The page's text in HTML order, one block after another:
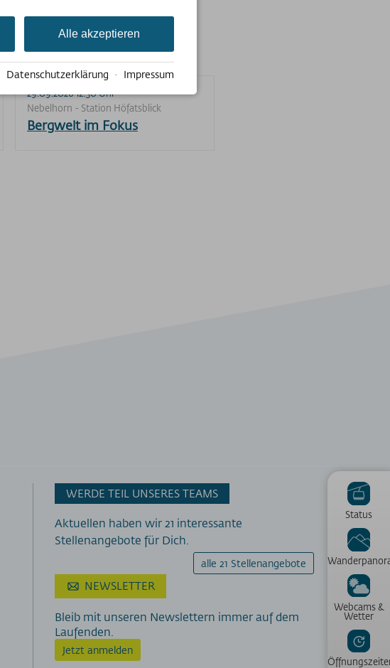
29.09.2026 12:30 Uhr
Nebelhorn - Station Höfatsblick
Bergwelt im Fokus
Status
Webcams &
Wetter
WERDE TEIL UNSERES TEAMS
Aktuellen haben wir 21 interessante
Stellenangebote für Dich.
alle 21 Stellenangebote
NEWSLETTER
Bleib mit unseren Newslettern immer auf dem
Laufenden.
Jetzt anmelden
Alle akzeptieren
Datenschutzerklärung · Impressum